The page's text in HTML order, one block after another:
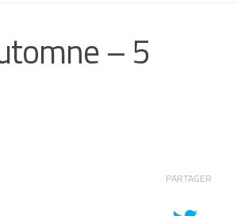
– 5
PARTAGER